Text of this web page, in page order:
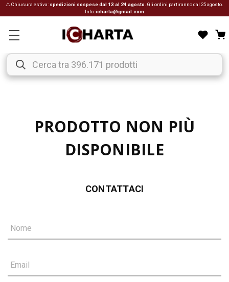
⚠ Chiusura estiva: spedizioni sospese dal 13 al 24 agosto . Gli ordini partiranno dal 25 agosto.
Info:icharta@gmail.com
PRODOTTO NON PIÙ
DISPONIBILE
CONTATTACI
Nome
Email